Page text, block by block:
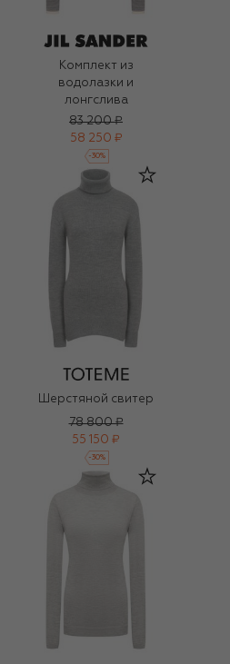
Комплект из
водолазки и
лонгслива
83 200 ₽
58 250 ₽
-30%
Шерстяной свитер
78 800 ₽
55 150 ₽
-30%